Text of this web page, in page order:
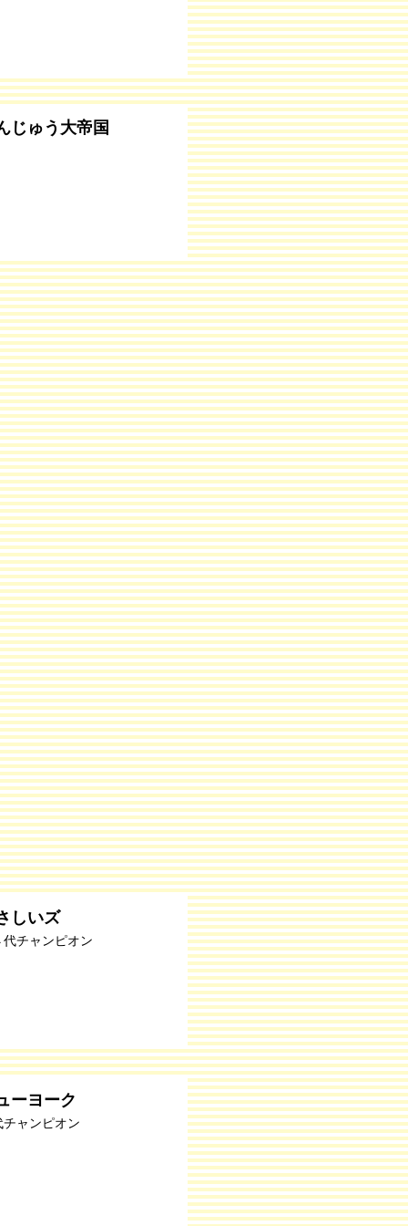
じゅう大帝国
しいズ
代チャンピオン
ーヨーク
チャンピオン